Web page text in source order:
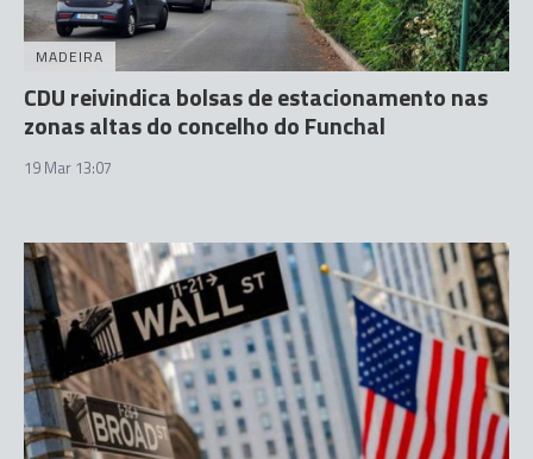
MADEIRA
CDU reivindica bolsas de estacionamento nas
zonas altas do concelho do Funchal
19 Mar 13:07